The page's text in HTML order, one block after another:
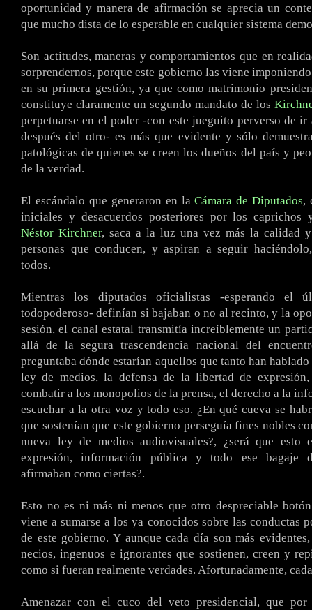
oportunidad y manera de afirmación se aprecia un
que mucho dista de lo esperable en cualquier sistema
Son actitudes, maneras y comportamientos que en
sorprendernos, porque este gobierno las viene
en su primera gestión, ya que como matrimonio
constituye claramente un segundo mandato de los
perpetuarse en el poder -con este jueguito perverso de ir
después del otro- es más que evidente y sólo
patológicas de quienes se creen los dueños del país y
de la verdad.
El escándalo que generaron en laCámara de Diputados,
iniciales y desacuerdos posteriores por los caprichos
Néstor Kirchner, saca a la luz una vez más la calidad
personas que conducen, y aspiran a seguir
todos.
Mientras los diputados oficialistas -esperando el
todopoderoso- definían si bajaban o no al recinto, y la
sesión, el canal estatal transmitía increíblemente un
allá de la segura trascendencia nacional del
preguntaba dónde estarían aquellos que tanto han
ley de medios, la defensa de la libertad de
combatir a los monopolios de la prensa, el derecho a la
escuchar a la otra voz y todo eso. ¿En qué cueva se
que sostenían que este gobierno perseguía fines nobles
nueva ley de medios audiovisuales?, ¿será que esto
expresión, información pública y todo ese bagaje
afirmaban como ciertas?.
Esto no es ni más ni menos que otro despreciable
viene a sumarse a los ya conocidos sobre las conductas
de este gobierno. Y aunque cada día son más
necios, ingenuos e ignorantes que sostienen, creen y
como si fueran realmente verdades. Afortunadamente,
Amenazar con el cuco del veto presidencial, que